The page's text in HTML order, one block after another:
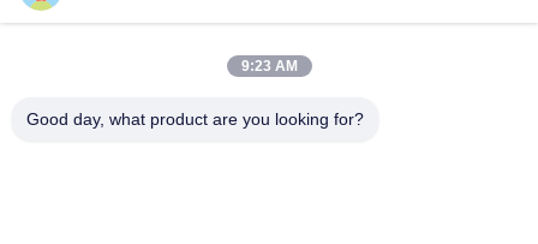
0086-755-27491128
9:23 AM
Good day, what product are you looking for?